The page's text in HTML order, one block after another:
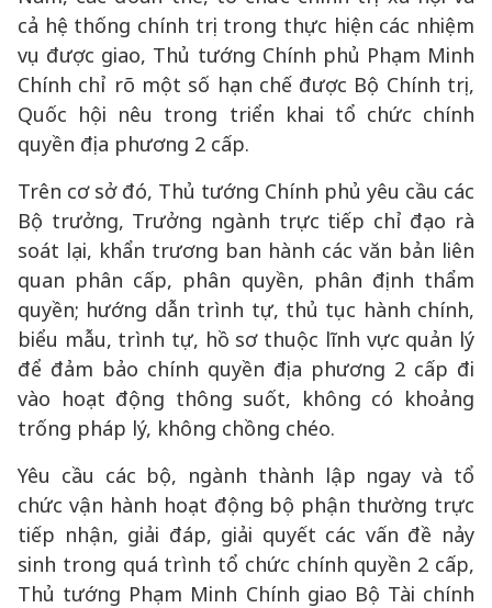
cả hệ thống chính trị trong thực hiện các nhiệm
vụ được giao, Thủ tướng Chính phủ Phạm Minh
Chính chỉ rõ một số hạn chế được Bộ Chính trị,
Quốc hội nêu trong triển khai tổ chức chính
quyền địa phương 2 cấp.
Trên cơ sở đó, Thủ tướng Chính phủ yêu cầu các
Bộ trưởng, Trưởng ngành trực tiếp chỉ đạo rà
soát lại, khẩn trương ban hành các văn bản liên
quan phân cấp, phân quyền, phân định thẩm
quyền; hướng dẫn trình tự, thủ tục hành chính,
biểu mẫu, trình tự, hồ sơ thuộc lĩnh vực quản lý
để đảm bảo chính quyền địa phương 2 cấp đi
vào hoạt động thông suốt, không có khoảng
trống pháp lý, không chồng chéo.
Yêu cầu các bộ, ngành thành lập ngay và tổ
chức vận hành hoạt động bộ phận thường trực
tiếp nhận, giải đáp, giải quyết các vấn đề nảy
sinh trong quá trình tổ chức chính quyền 2 cấp,
Thủ tướng Phạm Minh Chính giao Bộ Tài chính